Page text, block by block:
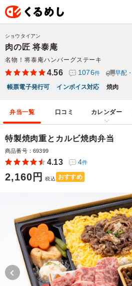
肉の匠 将泰庵
名物！将泰庵ハンバーグステーキ
ショウタイアン
4.56 1076件 早配
帳票電子発行可
インボイス対応 焼肉
弁当一覧 口コミ カレンダー
特製焼肉重とカルビ焼肉弁当
商品番号：69399
4.13 4件
2,160円 税込 おすすめ